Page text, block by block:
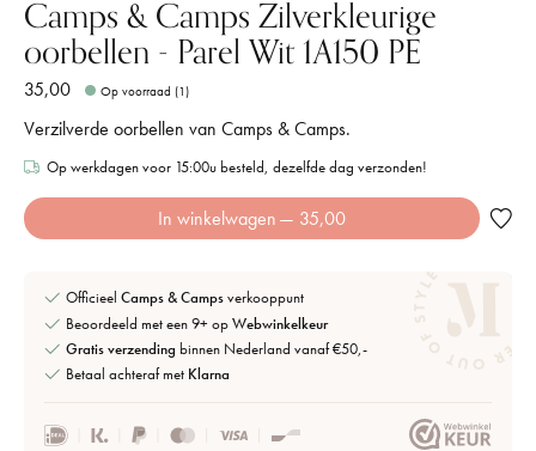
Camps & Camps Zilverkleurige
oorbellen - Parel Wit 1A150 PE
35,00 Op voorraad (1)
Verzilverde oorbellen van Camps & Camps.
Op werkdagen voor 15:00u besteld, dezelfde dag verzonden!
In winkelwagen — 35,00
Officieel Camps & Campsverkooppunt
Beoordeeld met een 9+ opWebwinkelkeur
Gratis verzending binnen Nederland vanaf €50,-
Betaal achteraf met Klarna